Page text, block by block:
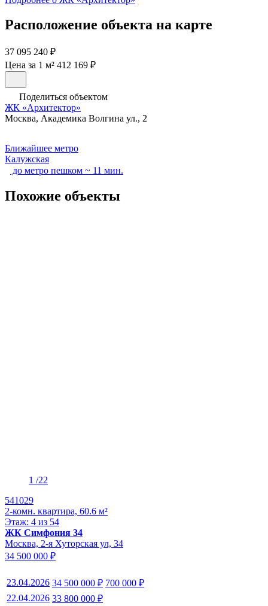
Расположение объекта на карте
37 095 240 ₽
Цена за 1 м² 412 169 ₽
Поделиться объектом
ЖК «Архитектор»
Москва, Академика Волгина ул., 2
Ближайшее метро
Калужская
до метро пешком ~ 11 мин.
Похожие объекты
1 /22
541029
2-комн. квартира, 60.6 м²
Этаж: 4 из 54
ЖК Симфония 34
Москва, 2-я Хуторская ул, 34
34 500 000 ₽
23.04.2026 34 500 000 ₽ 700 000 ₽
22.04.2026 33 800 000 ₽